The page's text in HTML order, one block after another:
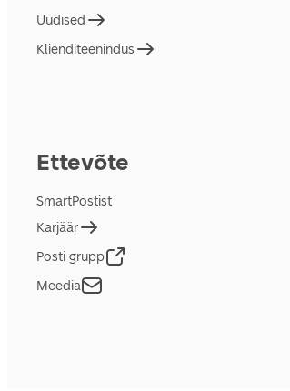
Uudised
Klienditeenindus
Ettevõte
SmartPostist
Karjäär
Posti grupp
Meedia